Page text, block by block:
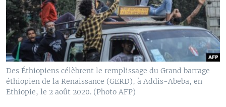
Des Éthiopiens célèbrent le remplissage du Grand barrage
éthiopien de la Renaissance (GERD), à Addis-Abeba, en
Ethiopie, le 2 août 2020. (Photo AFP)